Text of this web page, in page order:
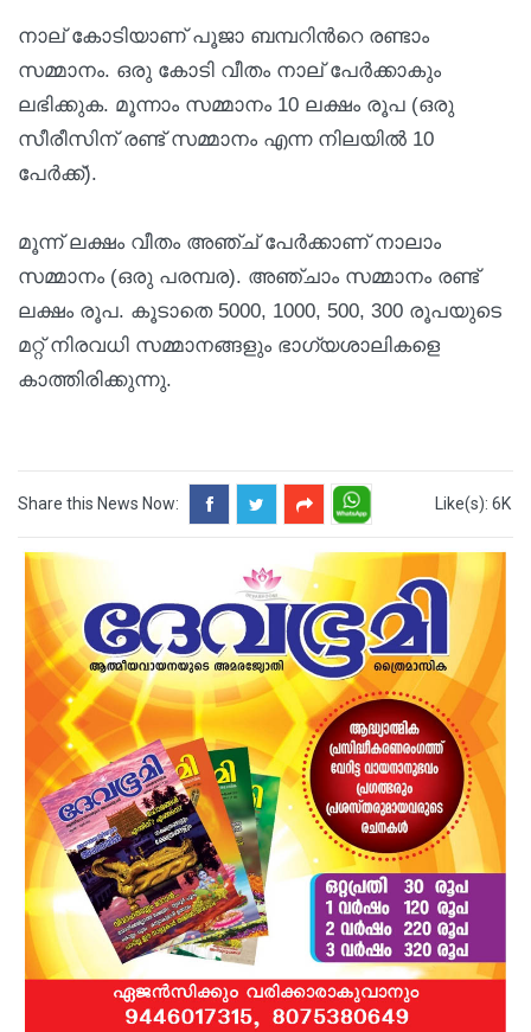
നാല് കോടിയാണ് പൂജാ ബമ്പറിന്‍റെ രണ്ടാം
സമ്മാനം. ഒരു കോടി വീതം നാല് പേർക്കാകും
ലഭിക്കുക. മൂന്നാം സമ്മാനം 10 ലക്ഷം രൂപ (ഒരു
സീരീസിന് രണ്ട് സമ്മാനം എന്ന നിലയിൽ 10
പേർക്ക്).
മൂന്ന് ലക്ഷം വീതം അഞ്ച് പേർക്കാണ് നാലാം
സമ്മാനം (ഒരു പരമ്പര). അഞ്ചാം സമ്മാനം രണ്ട്
ലക്ഷം രൂപ. കൂടാതെ 5000, 1000, 500, 300 രൂപയുടെ
മറ്റ് നിരവധി സമ്മാനങ്ങളും ഭാഗ്യശാലികളെ
കാത്തിരിക്കുന്നു.
Share this News Now: Like(s): 6K